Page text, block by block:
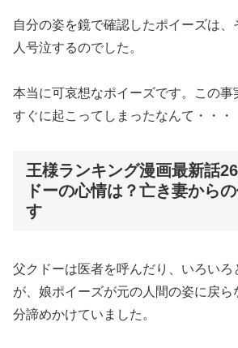
自分の姿を鏡で確認したポイーズは
人号泣するのでした。
本当に可哀想なポイーズです。この事
すぐに起こってしまったなんて・・・
王様ランキング漫画最新話
ドーの心情は？亡き妻から
す
父クドーは医者を呼んだり、いろいろ
が、娘ポイーズが元の人間の姿に戻
分諦めかけていました。